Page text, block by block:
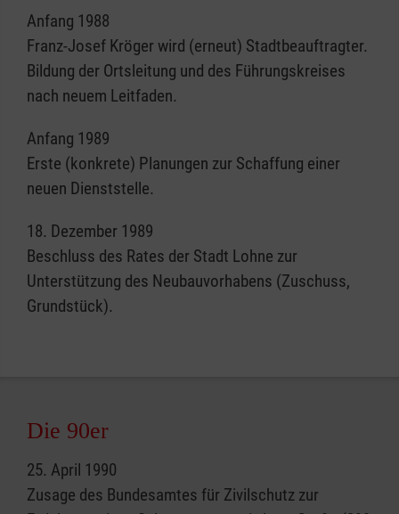
Anfang 1988
Franz-Josef Kröger wird (erneut) Stadtbeauftragter.
Bildung der Ortsleitung und des Führungskreises
nach neuem Leitfaden.
Anfang 1989
Erste (konkrete) Planungen zur Schaffung einer
neuen Dienststelle.
18. Dezember 1989
Beschluss des Rates der Stadt Lohne zur
Unterstützung des Neubauvorhabens (Zuschuss,
Grundstück).
Die 90er
25. April 1990
Zusage des Bundesamtes für Zivilschutz zur